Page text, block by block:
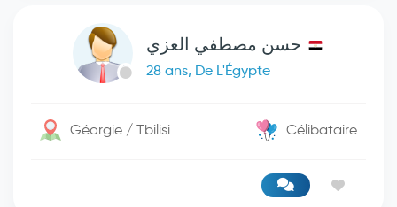
حسن مصطفي العزي
28 ans, De L'Égypte
Géorgie / Tbilisi Célibataire